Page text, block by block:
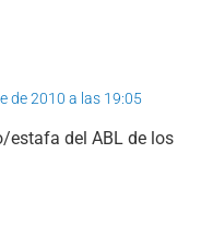
de 2010 a las 19:05
estafa del ABL de los